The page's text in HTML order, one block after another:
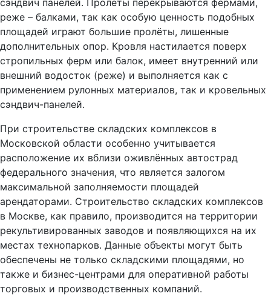
реже – балками, так как особую ценность подобных
площадей играют большие пролёты, лишенные
дополнительных опор. Кровля настилается поверх
стропильных ферм или балок, имеет внутренний или
внешний водосток (реже) и выполняется как с
применением рулонных материалов, так и кровельных
сэндвич-панелей.
При строительстве складских комплексов в
Московской области особенно учитывается
расположение их вблизи оживлённых автострад
федерального значения, что является залогом
максимальной заполняемости площадей
арендаторами. Строительство складских комплексов
в Москве, как правило, производится на территории
рекультивированных заводов и появляющихся на их
местах технопарков. Данные объекты могут быть
обеспечены не только складскими площадями, но
также и бизнес-центрами для оперативной работы
торговых и производственных компаний.